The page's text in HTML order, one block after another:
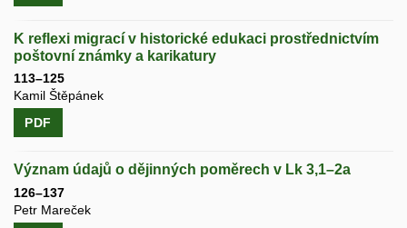
K reflexi migrací v historické edukaci prostřednictvím
poštovní známky a karikatury
113–125
Kamil Štěpánek
PDF
Význam údajů o dějinných poměrech v Lk 3,1–2a
126–137
Petr Mareček